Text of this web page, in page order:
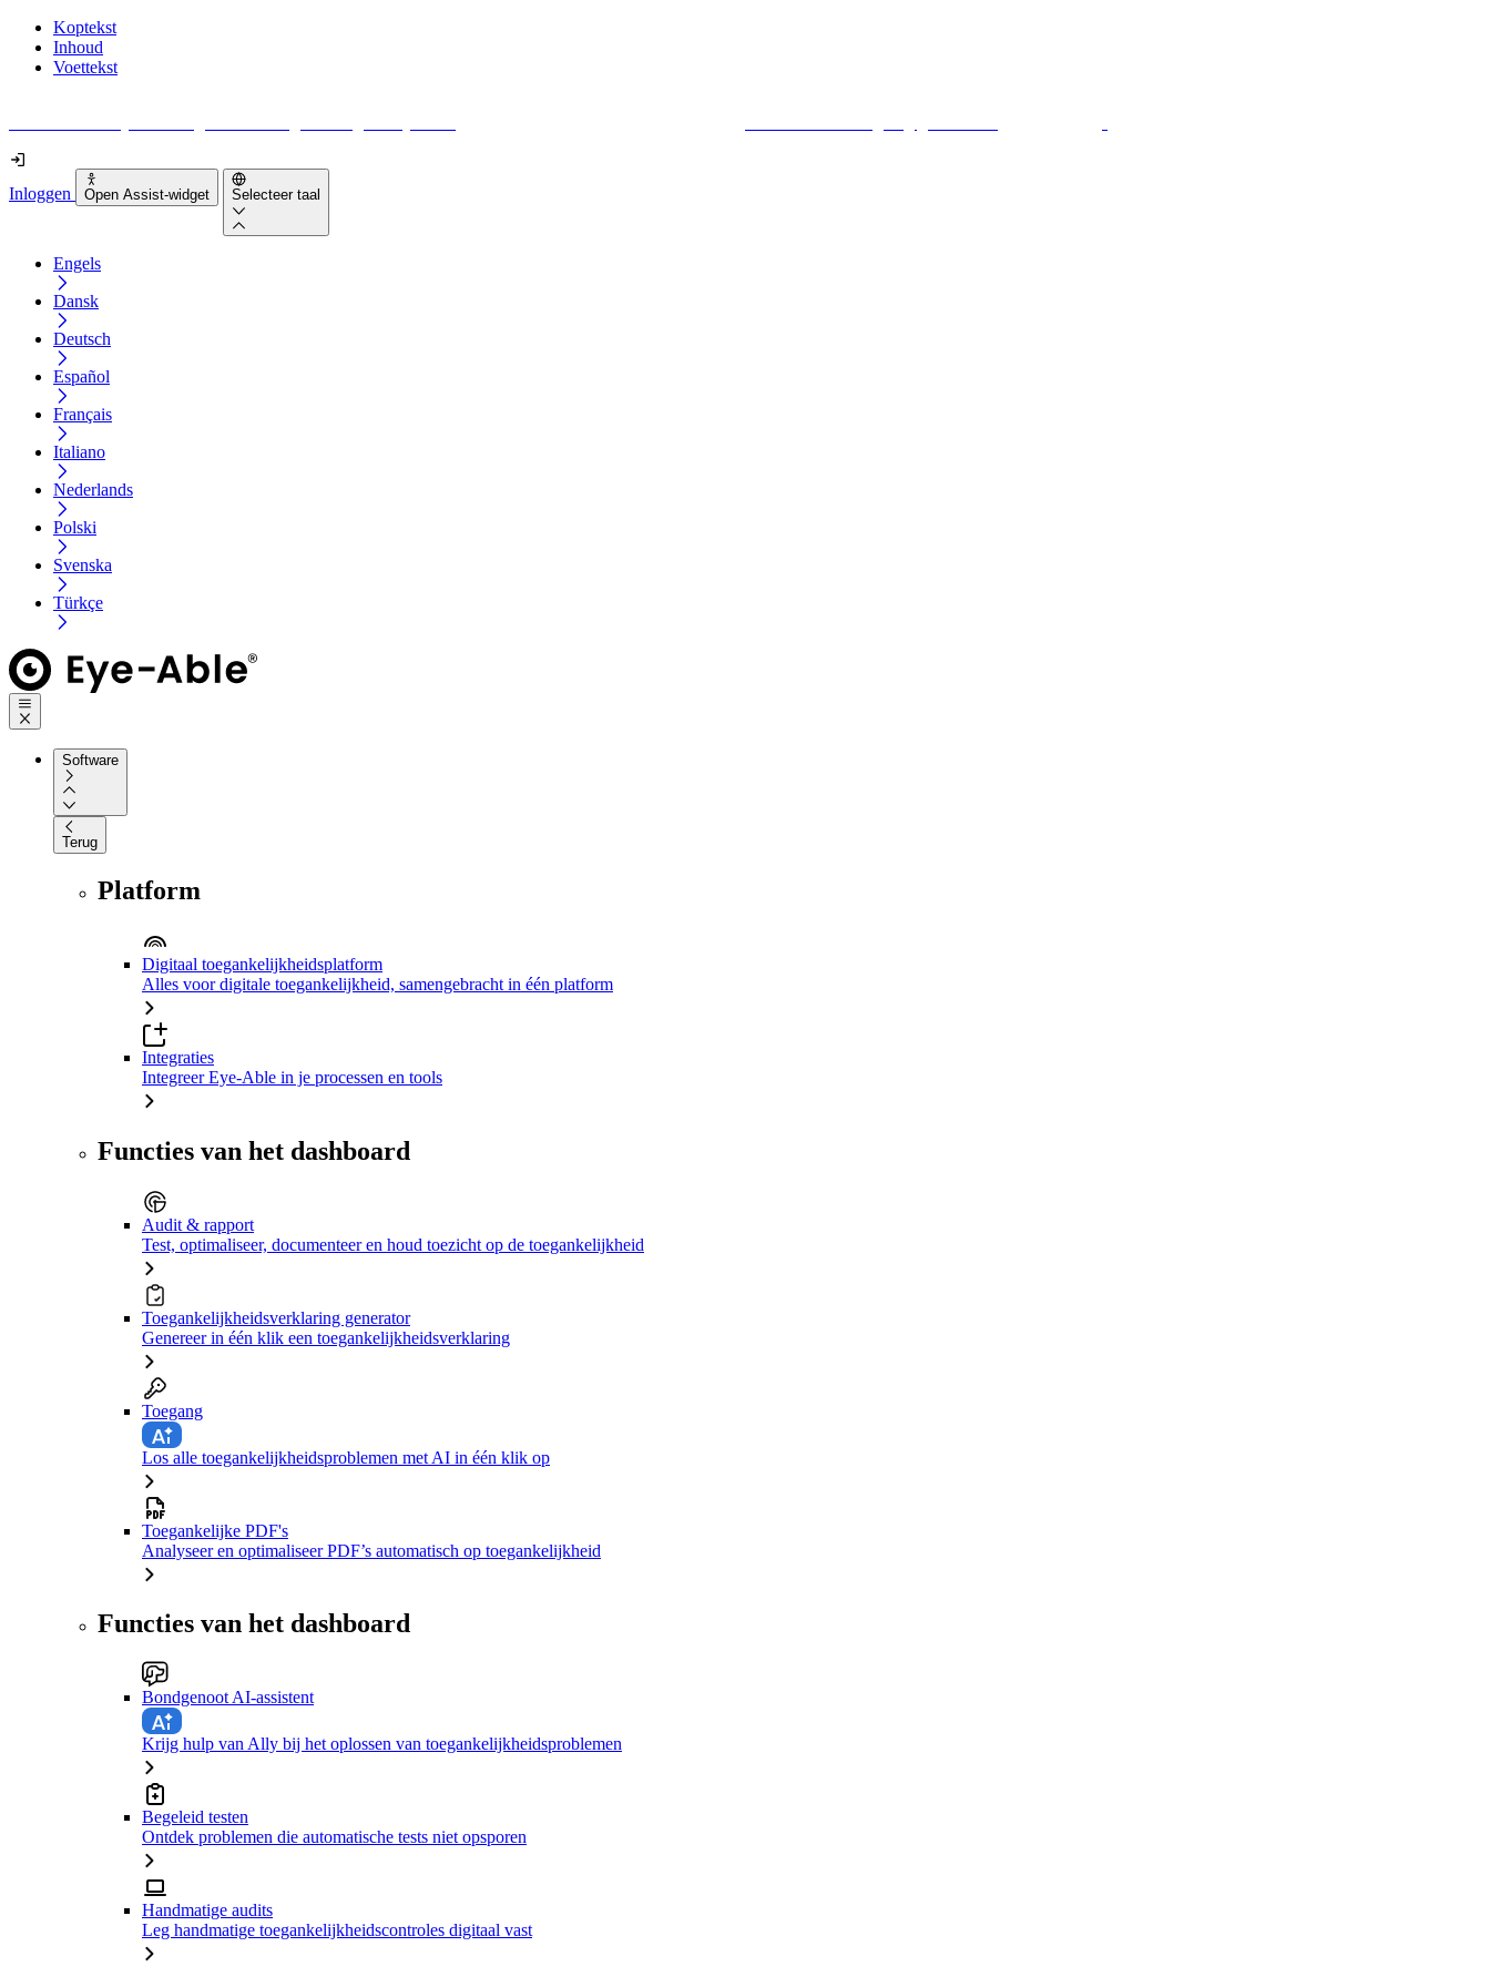
Koptekst
Inhoud
Voettekst
Inloggen Open Assist-widget Selecteer taal
Engels
Dansk
Deutsch
Español
Français
Italiano
Nederlands
Polski
Svenska
Türkçe
Software
Terug
Platform
Digitaal toegankelijkheidsplatform
Alles voor digitale toegankelijkheid, samengebracht in één platform
Integraties
Integreer Eye-Able in je processen en tools
Functies van het dashboard
Audit & rapport
Test, optimaliseer, documenteer en houd toezicht op de toegankelijkheid
Toegankelijkheidsverklaring generator
Genereer in één klik een toegankelijkheidsverklaring
Toegang
Los alle toegankelijkheidsproblemen met AI in één klik op
Toegankelijke PDF's
Analyseer en optimaliseer PDF’s automatisch op toegankelijkheid
Functies van het dashboard
Bondgenoot AI-assistent
Krijg hulp van Ally bij het oplossen van toegankelijkheidsproblemen
Begeleid testen
Ontdek problemen die automatische tests niet opsporen
Handmatige audits
Leg handmatige toegankelijkheidscontroles digitaal vast